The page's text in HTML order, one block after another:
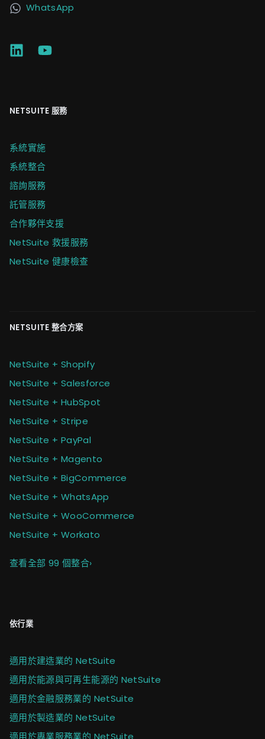
WhatsApp
NETSUITE 服務
系統實施
系統整合
諮詢服務
託管服務
合作夥伴支援
NetSuite 救援服務
NetSuite 健康檢查
NETSUITE 整合方案
NetSuite + Shopify
NetSuite + Salesforce
NetSuite + HubSpot
NetSuite + Stripe
NetSuite + PayPal
NetSuite + Magento
NetSuite + BigCommerce
NetSuite + WhatsApp
NetSuite + WooCommerce
NetSuite + Workato
查看全部 99 個整合›
依行業
適用於建造業的 NetSuite
適用於能源與可再生能源的 NetSuite
適用於金融服務業的 NetSuite
適用於製造業的 NetSuite